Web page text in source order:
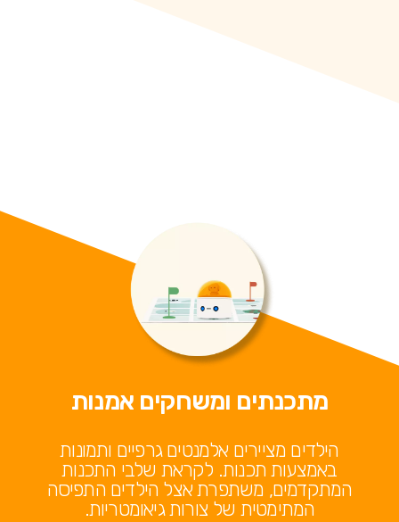
מתכנתים ומשחקים אמנות
הילדים מציירים אלמנטים גרפיים ותמונות
באמצעות תכנות. לקראת שלבי התכנות
המתקדמים, משתפרת אצל הילדים התפיסה
המתימטית של צורות גיאומטריות.